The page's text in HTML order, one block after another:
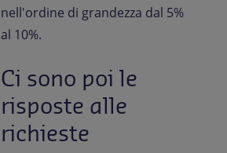
nell'ordine di grandezza dal 5%
al 10%.
Ci sono poi le
risposte alle
richieste